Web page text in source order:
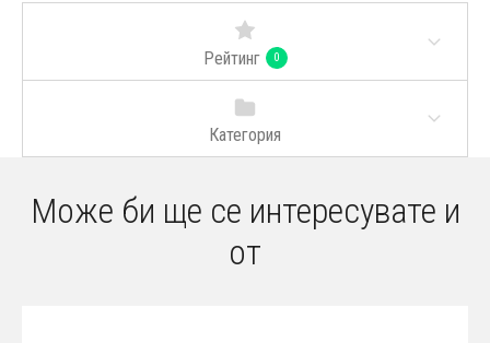
Рейтинг 0
Категория
Може би ще се интересувате и
от